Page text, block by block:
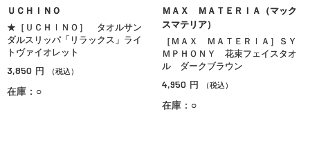
ＵＣＨＩＮＯ
★［ＵＣＨＩＮＯ］ タオルサン
ダルスリッパ「リラックス」ライ
トヴァイオレット
3,850 円 （税込）
在庫：○
ＭＡＸ ＭＡＴＥＲＩＡ（マック
スマテリア）
［ＭＡＸ ＭＡＴＥＲＩＡ］ＳＹ
ＭＰＨＯＮＹ 花束フェイスタオ
ル ダークブラウン
4,950 円 （税込）
在庫：○